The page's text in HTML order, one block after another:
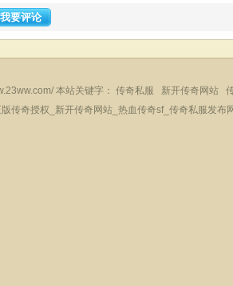
我要评论
本站关键字： 传奇私服 新开传奇网站
版传奇授权_新开传奇网站_热血传奇sf_传奇私服发布